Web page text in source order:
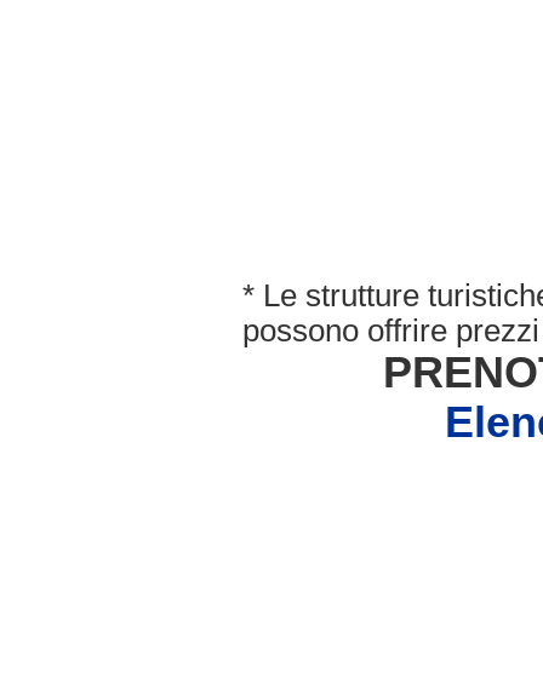
* Le strutture
possono offrire